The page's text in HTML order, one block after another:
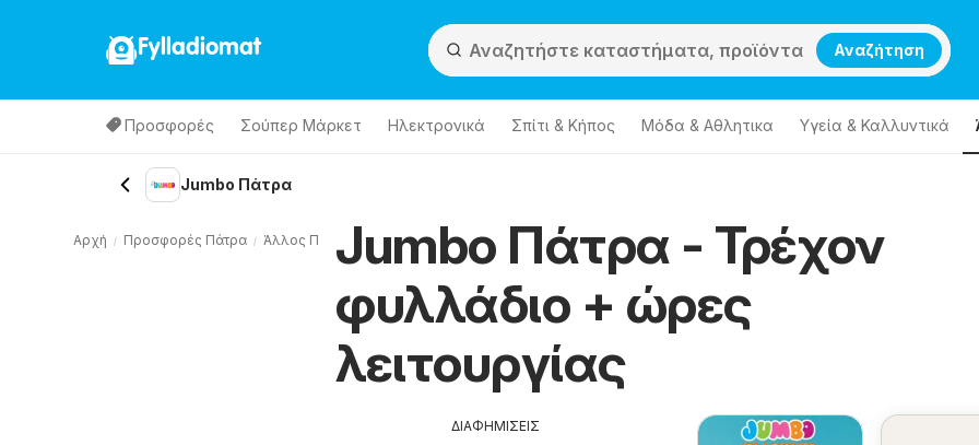
Fylladiomat Αναζήτηση
Προσφορές Σούπερ Μάρκετ Hλεκτρονικά Σπίτι & Κήπος Μόδα & Aθλητικα Υγεία & Καλλυντικά
Jumbo Πάτρα
Jumbo Πάτρα - Τρέχον
φυλλάδιο + ώρες
λειτουργίας
ΔΙΑΦΗΜΙΣΕΙΣ
Αρχή Προσφορές Πάτρα Άλλος Πάτρα Jumbo Πάτρα